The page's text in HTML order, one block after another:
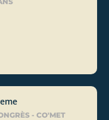
- CO'MET